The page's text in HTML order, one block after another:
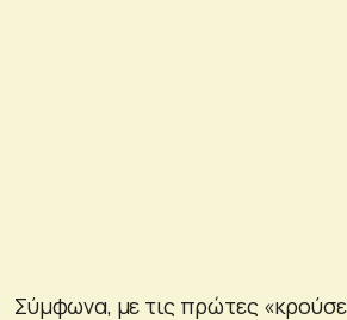
Σύμφωνα, με τις πρώτες